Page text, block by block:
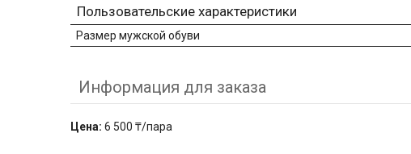
Пользовательские характеристики
Размер мужской обуви
Информация для заказа
Цена: 6 500 ₸/пара